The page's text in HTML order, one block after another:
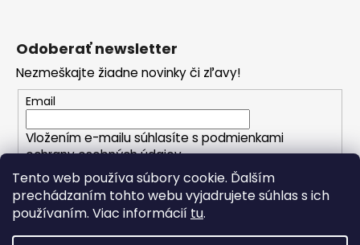
Tento web používa súbory cookie. Ďalším
prechádzaním tohto webu vyjadrujete súhlas s ich
používaním. Viac informácií tu.
Odoberať newsletter
Nezmeškajte žiadne novinky či zľavy!
Email
Vložením e-mailu súhlasíte spodmienkami
ochrany osobných údajov
PRIHLÁSIŤ SA